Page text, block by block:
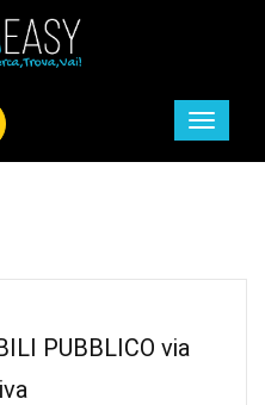
Toggle
PUBBLICO via